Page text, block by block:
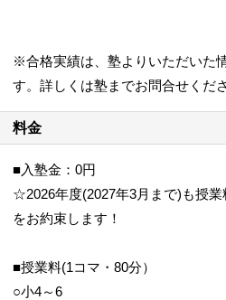
※合格実績は、塾よりいただいた
す。詳しくは塾までお問合せくださ
料金
■入塾金：0円
☆2026年度(2027年3月まで)も授
をお約束します！
■授業料(1コマ・80分）
○小4～6